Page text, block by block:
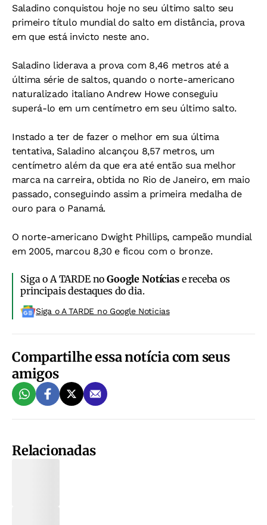
Saladino conquistou hoje no seu último salto seu
primeiro título mundial do salto em distância, prova
em que está invicto neste ano.
Saladino liderava a prova com 8,46 metros até a
última série de saltos, quando o norte-americano
naturalizado italiano Andrew Howe conseguiu
superá-lo em um centímetro em seu último salto.
Instado a ter de fazer o melhor em sua última
tentativa, Saladino alcançou 8,57 metros, um
centímetro além da que era até então sua melhor
marca na carreira, obtida no Rio de Janeiro, em maio
passado, conseguindo assim a primeira medalha de
ouro para o Panamá.
O norte-americano Dwight Phillips, campeão mundial
em 2005, marcou 8,30 e ficou com o bronze.
Siga o A TARDE noGoogle Notíciase receba os
principais destaques do dia.
Siga o A TARDE no Google Noticias
Compartilhe essa notícia com seus
amigos
Relacionadas